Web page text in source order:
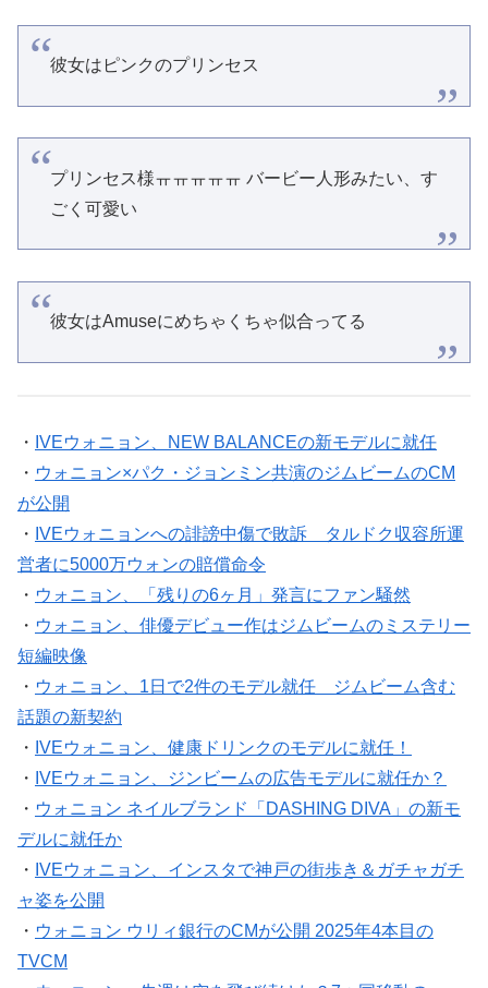
彼女はピンクのプリンセス
プリンセス様ㅠㅠㅠㅠㅠ バービー人形みたい、す
ごく可愛い
彼女はAmuseにめちゃくちゃ似合ってる
ウォニョン×パク・ジョンミン共演のジムビームのCM
が公開
・IVEウォニョンへの誹謗中傷で敗訴 タルドク収容所運
営者に5000万ウォンの賠償命令
・ウォニョン、「残りの6ヶ月」発言にファン騒然
ウォニョン、俳優デビュー作はジムビームのミステリー
短編映像
・ウォニョン、1日で2件のモデル就任 ジムビーム含む
話題の新契約
・IVEウォニョン、健康ドリンクのモデルに就任！
IVEウォニョン、ジンビームの広告モデルに就任か？
ウォニョン ネイルブランド「DASHING DIVA」の新モ
デルに就任か
・IVEウォニョン、インスタで神戸の街歩き＆ガチャガチ
ャ姿を公開
・ウォニョン ウリィ銀行のCMが公開 2025年4本目の
TVCM
・ウォニョン、先週は空を飛び続けた？7ヵ国移動のハー